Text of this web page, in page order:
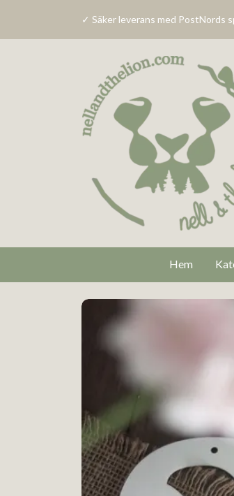
✓ Säker leverans med PostNords
Hem